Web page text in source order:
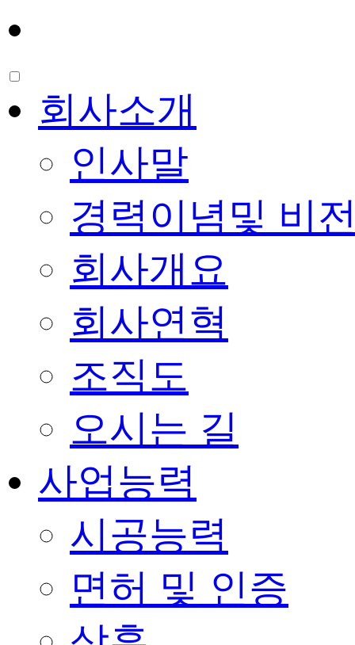
회사소개
인사말
경력이념및 비
회사개요
회사연혁
조직도
오시는 길
사업능력
시공능력
면허 및 인증